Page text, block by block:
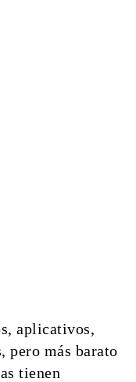
aplicativos,
pero más barato
tienen